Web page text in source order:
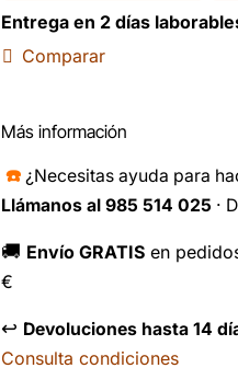
Entrega en 2 días
Comparar
Más información
☎️ ¿Necesitas ayuda para
Llámanos al 985 514 025 ·
🚚 Envío GRATIS en
€
↩️ Devoluciones hasta 14
Consulta condiciones